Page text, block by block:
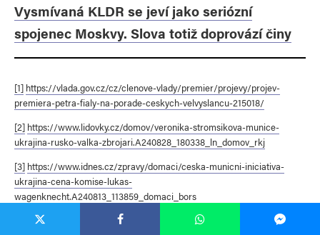
Vysmívaná KLDR se jeví jako seriózní
spojenec Moskvy. Slova totiž doprovází činy
[1] https://vlada.gov.cz/cz/clenove-vlady/premier/projevy/projev-
premiera-petra-fialy-na-porade-ceskych-velvyslancu-215018/
[2] https://www.lidovky.cz/domov/veronika-stromsikova-munice-
ukrajina-rusko-valka-zbrojari.A240828_180338_ln_domov_rkj
[3] https://www.idnes.cz/zpravy/domaci/ceska-municni-iniciativa-
ukrajina-cena-komise-lukas-
wagenknecht.A240813_113859_domaci_bors
https://echo24.cz/a/HtfuV/zpravy-ceska-municni-iniciativa-